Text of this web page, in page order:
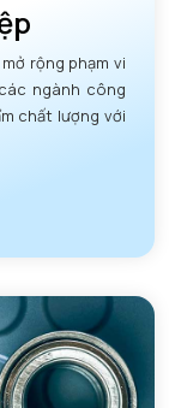
rộng phạm vi
công
chất lượng với